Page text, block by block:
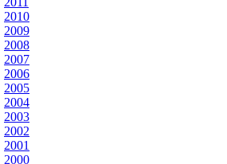
2010
2009
2008
2007
2006
2005
2004
2003
2002
2001
2000